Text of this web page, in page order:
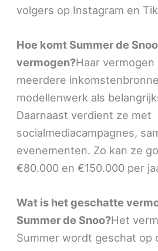
volgers op Instagram en
Hoe komt Summer de
vermogen?Haar
meerdere
modellenwerk als
Daarnaast verdient ze met
socialmediacampagnes,
evenementen. Zo kan ze
€80.000 en €150.000 per
Wat is het geschatte
Summer de Snoo?Het
Summer wordt geschat op